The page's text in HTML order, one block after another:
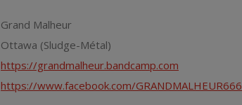
Grand Malheur
Ottawa (Sludge-Métal)
https://grandmalheur.bandcamp.com
https://www.facebook.com/GRANDMALHEUR666